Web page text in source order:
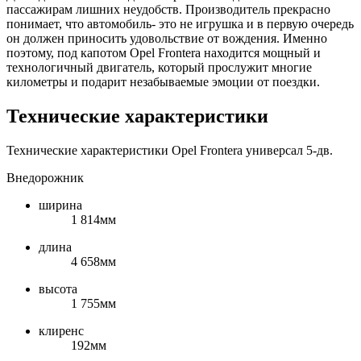
пассажирам лишних неудобств. Производитель прекрасно
понимает, что автомобиль- это не игрушка и в первую очередь
он должен приносить удовольствие от вождения. Именно
поэтому, под капотом Opel Frontera находится мощный и
технологичный двигатель, который прослужит многие
километры и подарит незабываемые эмоции от поездки.
Технические характеристики
Технические характеристики Opel Frontera универсал 5-дв.
Внедорожник
ширина
1 814мм
длина
4 658мм
высота
1 755мм
клиренс
192мм